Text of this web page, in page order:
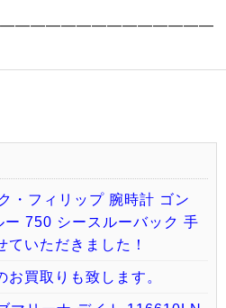
・フィリップ 腕時計 ゴン
ー 750 シースルーバック 手
いただきました！
買取りも致します。